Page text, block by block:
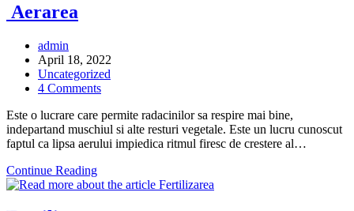
Aerarea
Post
author:
admin
Post
published:
April 18, 2022
Post
category:
Uncategorized
Post
4 Comments
Este o lucrare care permite radacinilor sa respire mai bine,
indepartand muschiul si alte resturi vegetale. Este un lucru cunoscut
faptul ca lipsa aerului impiedica ritmul firesc de crestere al…
Continue ReadingAerarea